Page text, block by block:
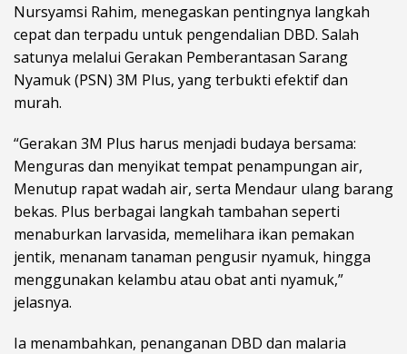
Nursyamsi Rahim, menegaskan pentingnya langkah
cepat dan terpadu untuk pengendalian DBD. Salah
satunya melalui Gerakan Pemberantasan Sarang
Nyamuk (PSN) 3M Plus, yang terbukti efektif dan
murah.
“Gerakan 3M Plus harus menjadi budaya bersama:
Menguras dan menyikat tempat penampungan air,
Menutup rapat wadah air, serta Mendaur ulang barang
bekas. Plus berbagai langkah tambahan seperti
menaburkan larvasida, memelihara ikan pemakan
jentik, menanam tanaman pengusir nyamuk, hingga
menggunakan kelambu atau obat anti nyamuk,”
jelasnya.
Ia menambahkan, penanganan DBD dan malaria